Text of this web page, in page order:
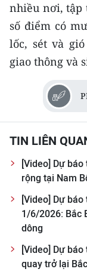
Infographic
TIN MỚI
TIN ĐỊA PHƯƠNG
Trung du và
Đồng bằng
Bắc Trung Bộ
Nguyên
Đông Nam Bộ
Đồng bằng
nhiều nơi, tập
số điểm có
lốc, sét và
giao thông và
TIN LIÊN
[Video] Dự
rộng tại Nam
[Video] Dự
1/6/2026: Bắc
dông
[Video] Dự
quay trở lại